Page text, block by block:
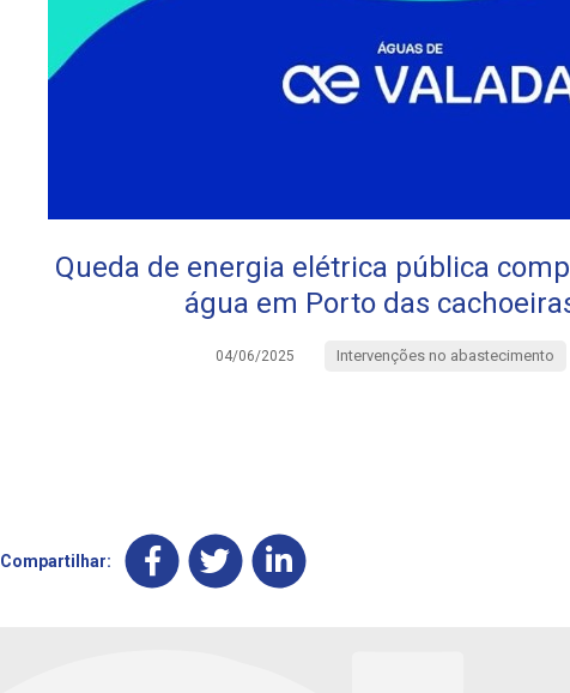
Queda de energia elétrica pública
água em Porto das
04/06/2025 Intervenções no abastecimento
Compartilhar: